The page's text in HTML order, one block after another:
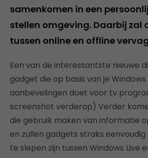
samenkomen in een
stellen omgeving. Daarbij zal
tussen online en offline
Een van de interessantste nieuwe
gadget die op basis van je
aanbevelingen doet voor tv
screenshot verderop) Verder
die gebruik maken van informatie
en zullen gadgets straks
te slepen zijn tussen Windows Live